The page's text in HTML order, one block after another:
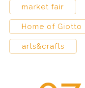
market fair
Home of Giotto
arts&crafts